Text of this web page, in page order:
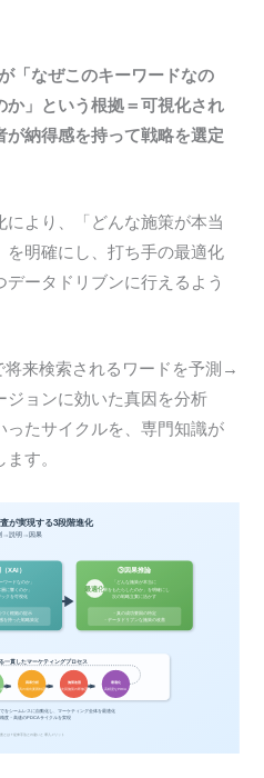
「なぜこのキーワードなの
」という根拠＝可視化され
納得感を持って戦略を選定
より、「どんな施策が本当
を明確にし、打ち手の最適化
ータドリブンに行えるよう
将来検索されるワードを予測→
ョンに効いた真因を分析
ったサイクルを、専門知識が
す。